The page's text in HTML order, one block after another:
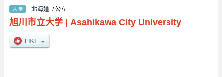
北海道 / 公立
旭川市立大学| Asahikawa City University